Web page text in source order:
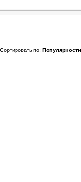
Сортировать по: Популярности